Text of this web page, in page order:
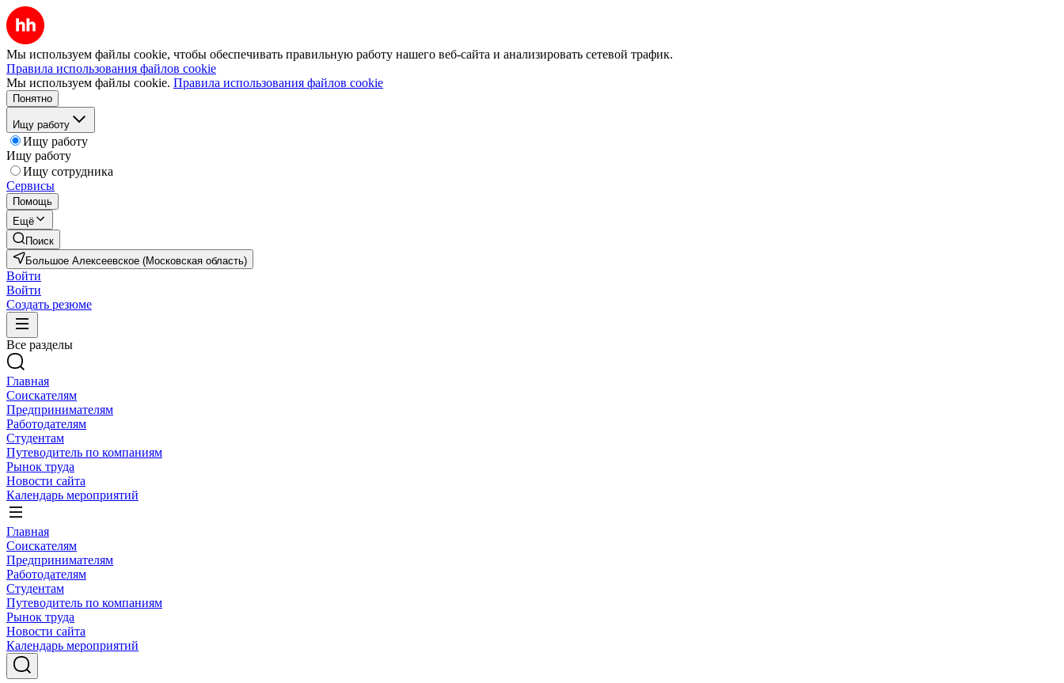
Мы используем файлы cookie, чтобы обеспечивать правильную работу нашего веб-сайта и анализировать сетевой трафик.
Правила использования файлов cookie
Мы используем файлы cookie. Правила использования файлов cookie
Понятно
Ищу работу
Ищу работу
Ищу работу
Ищу сотрудника
Сервисы
Помощь
Ещё
Поиск
Большое Алексеевское (Московская область)
Войти
Войти
Создать резюме
Все разделы
Главная
Соискателям
Предпринимателям
Работодателям
Студентам
Путеводитель по компаниям
Рынок труда
Новости сайта
Календарь мероприятий
Главная
Соискателям
Предпринимателям
Работодателям
Студентам
Путеводитель по компаниям
Рынок труда
Новости сайта
Календарь мероприятий